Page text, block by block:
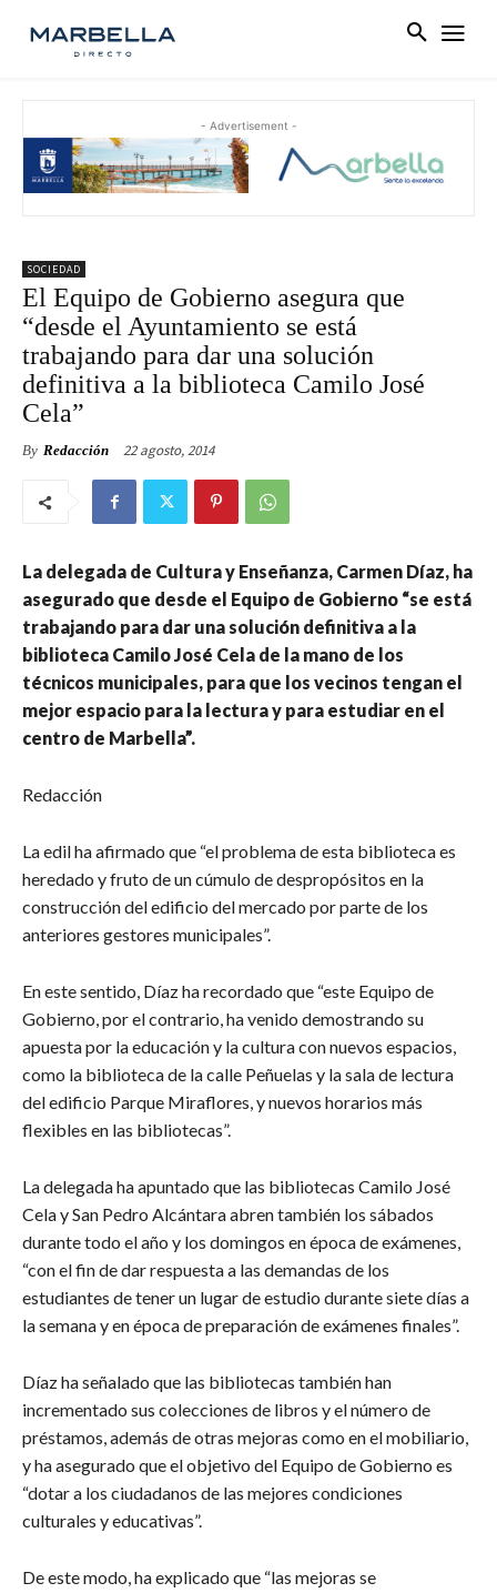
- Advertisement -
SOCIEDAD
El Equipo de Gobierno asegura que
“desde el Ayuntamiento se está
trabajando para dar una solución
definitiva a la biblioteca Camilo José
Cela”
By Redacción 22 agosto, 2014
La delegada de Cultura y Enseñanza, Carmen Díaz, ha
asegurado que desde el Equipo de Gobierno “se está
trabajando para dar una solución definitiva a la
biblioteca Camilo José Cela de la mano de los
técnicos municipales, para que los vecinos tengan el
mejor espacio para la lectura y para estudiar en el
centro de Marbella”.
Redacción
La edil ha afirmado que “el problema de esta biblioteca es
heredado y fruto de un cúmulo de despropósitos en la
construcción del edificio del mercado por parte de los
anteriores gestores municipales”.
En este sentido, Díaz ha recordado que “este Equipo de
Gobierno, por el contrario, ha venido demostrando su
apuesta por la educación y la cultura con nuevos espacios,
como la biblioteca de la calle Peñuelas y la sala de lectura
del edificio Parque Miraflores, y nuevos horarios más
flexibles en las bibliotecas”.
La delegada ha apuntado que las bibliotecas Camilo José
Cela y San Pedro Alcántara abren también los sábados
durante todo el año y los domingos en época de exámenes,
“con el fin de dar respuesta a las demandas de los
estudiantes de tener un lugar de estudio durante siete días a
la semana y en época de preparación de exámenes finales”.
Díaz ha señalado que las bibliotecas también han
incrementado sus colecciones de libros y el número de
préstamos, además de otras mejoras como en el mobiliario,
y ha asegurado que el objetivo del Equipo de Gobierno es
“dotar a los ciudadanos de las mejores condiciones
culturales y educativas”.
De este modo, ha explicado que “las mejoras se